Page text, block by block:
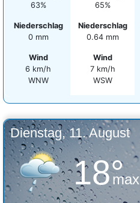
63%
Niederschlag
0 mm
Wind
6 km/h
WNW
65%
Niederschlag
0.64 mm
Wind
7 km/h
WSW
Dienstag, 11. August
18°
max